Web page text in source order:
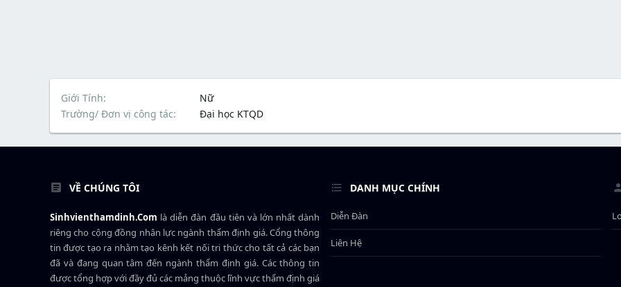
Giới Tính
Nữ
Trường/ Đơn vị công tác
Đại học KTQD
VỀ CHÚNG TÔI
Sinhvienthamdinh.Com là diễn đàn đầu tiên và lớn nhất dành
riêng cho cộng đồng nhân lực ngành thẩm định giá. Cổng thông
tin được tạo ra nhằm tạo kênh kết nối tri thức cho tất cả các bạn
đã và đang quan tâm đến ngành thẩm định giá. Các thông tin
được tổng hợp với đầy đủ các mảng thuộc lĩnh vực thẩm định giá
DANH MỤC CHÍNH
Diễn Đàn
Liên Hệ